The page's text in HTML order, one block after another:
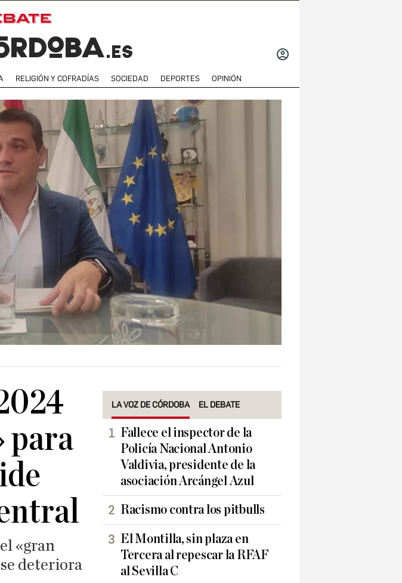
RELIGIÓN Y COFRADÍAS SOCIEDAD DEPORTES OPINIÓN
para
«gran
deteriora
LA VOZ DE CÓRDOBA EL DEBATE
Fallece el inspector de la
Policía Nacional Antonio
Valdivia, presidente de la
asociación Arcángel Azul
Racismo contra los pitbulls
El Montilla, sin plaza en
Tercera al repescar la RFAF
al Sevilla C